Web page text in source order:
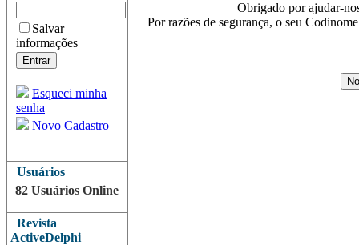
Salvar
informações
Esqueci minha
senha
Novo Cadastro
Usuários
82 Usuários Online
Revista
ActiveDelphi
Obrigado por ajudar-
Por razões de segurança, o seu